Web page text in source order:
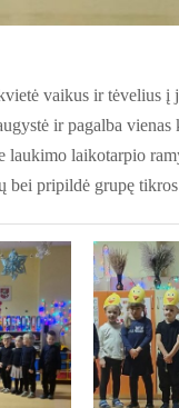
vaikus ir tėvelius
ir pagalba
laukimo laikotarpio
bei pripildė grupę